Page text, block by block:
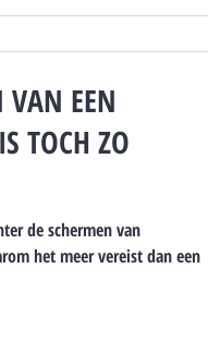
VAN EEN
TOCH ZO
de schermen van
het meer vereist dan een